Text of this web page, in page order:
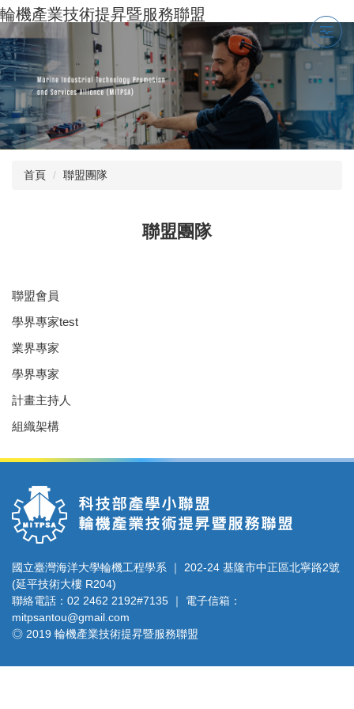
跳
到
主
要
內
容
區
輪機產業技術提昇暨服務聯盟
首頁 聯盟團隊
聯盟團隊
聯盟會員
學界專家test
業界專家
學界專家
計畫主持人
組織架構
國立臺灣海洋大學輪機工程學系 ｜ 202-24 基隆市中正區北寧路2號
(延平技術大樓 R204)
聯絡電話：02 2462 2192#7135 ｜ 電子信箱：
mitpsantou@gmail.com
◎ 2019 輪機產業技術提昇暨服務聯盟